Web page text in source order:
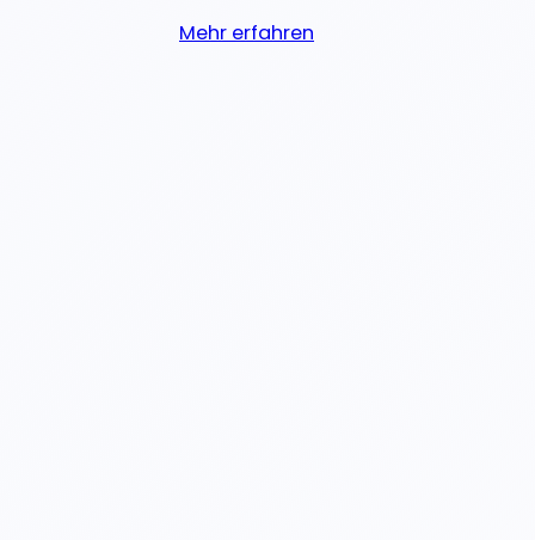
Mehr erfahren